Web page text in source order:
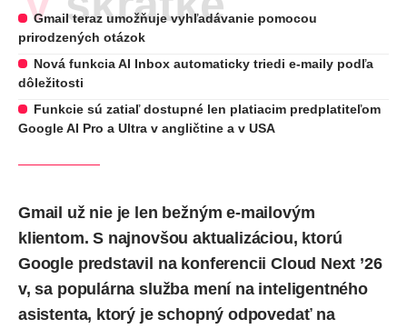
Gmail teraz umožňuje vyhľadávanie pomocou
prirodzených otázok
Nová funkcia AI Inbox automaticky triedi e-maily podľa
dôležitosti
Funkcie sú zatiaľ dostupné len platiacim predplatiteľom
Google AI Pro a Ultra v angličtine a v USA
Gmail už nie je len bežným e-mailovým
klientom. S najnovšou aktualizáciou, ktorú
Google predstavil na konferencii Cloud Next ’26
v, sa populárna služba mení na inteligentného
asistenta, ktorý je schopný odpovedať na